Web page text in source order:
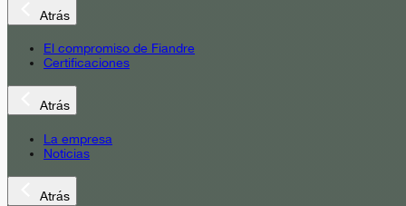
Atrás
El compromiso de Fiandre
Certificaciones
Atrás
La empresa
Noticias
Atrás